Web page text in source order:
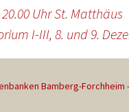
Uhr St. Matthäus
I-III, 8. und 9.
Bamberg-Forchheim -